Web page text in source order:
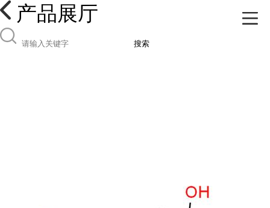
产品展厅
搜索